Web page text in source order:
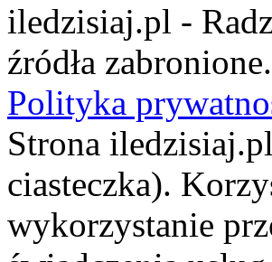
iledzisiaj.pl -
źródła
Polityka
Strona
ciasteczka).
wykorzystanie